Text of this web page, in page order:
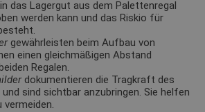
das Lagergut aus dem Palettenregal
werden kann und das Riskio für
gewährleisten beim Aufbau von
einen gleichmäßigen Abstand
Regalen.
dokumentieren die Tragkraft des
sind sichtbar anzubringen. Sie helfen
vermeiden.